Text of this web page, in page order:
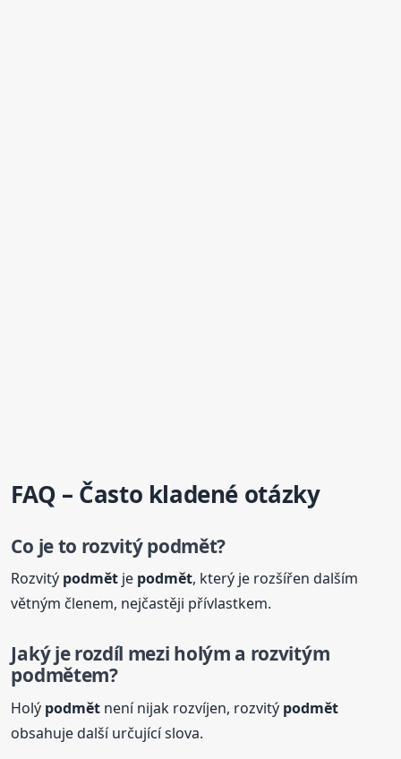
FAQ – Často kladené otázky
Co je to rozvitýpodmět?
Rozvitý podmět je podmět, který je rozšířen dalším
větným členem, nejčastěji přívlastkem.
Jaký je rozdíl mezi holým a rozvitým
podmětem?
Holý podmět není nijak rozvíjen, rozvitý podmět
obsahuje další určující slova.